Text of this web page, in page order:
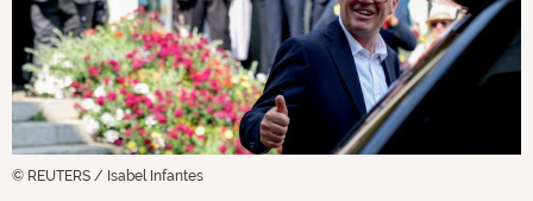
© REUTERS / Isabel Infantes